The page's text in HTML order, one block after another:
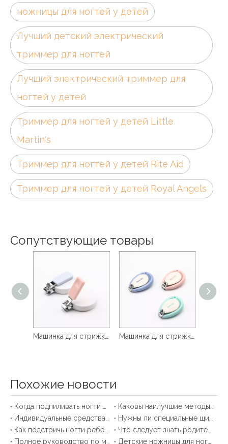
ножницы для ногтей у детей
Лучший детский электрический
триммер для ногтей
Лучший электрический триммер для
ногтей у детей
Триммер для ногтей у детей Little
Martin's
Триммер для ногтей у детей Rite Aid
Триммер для ногтей у детей Royal Angels
Сопутствующие товары
Похожие новости